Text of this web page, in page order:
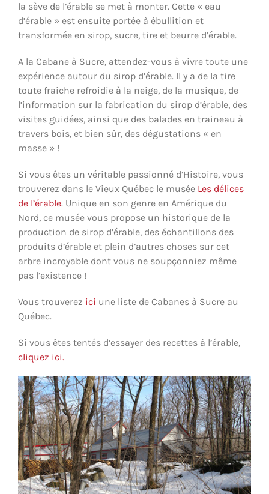
la sève de l’érable se met à monter. Cette « eau
d’érable » est ensuite portée à ébullition et
transformée en sirop, sucre, tire et beurre d’érable.
A la Cabane à Sucre, attendez-vous à vivre toute une
expérience autour du sirop d’érable. Il y a de la tire
toute fraiche refroidie à la neige, de la musique, de
l’information sur la fabrication du sirop d’érable, des
visites guidées, ainsi que des balades en traineau à
travers bois, et bien sûr, des dégustations « en
masse » !
Si vous êtes un véritable passionné d’Histoire, vous
trouverez dans le Vieux Québec le musée Les délices
de l’érable. Unique en son genre en Amérique du
Nord, ce musée vous propose un historique de la
production de sirop d’érable, des échantillons des
produits d’érable et plein d’autres choses sur cet
arbre incroyable dont vous ne soupçonniez même
pas l’existence !
Vous trouverez ici une liste de Cabanes à Sucre au
Québec.
Si vous êtes tentés d’essayer des recettes à l’érable,
cliquez ici.